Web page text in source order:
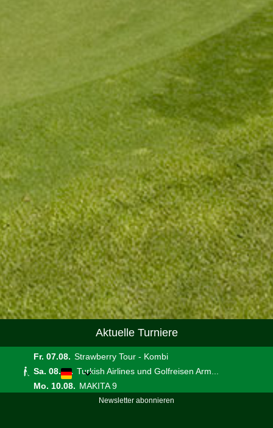
Aktuelle Turniere
Fr. 07.08. Strawberry Tour - Kombi
Sa. 08.08. Turkish Airlines und Golfreisen Arm...
Mo. 10.08. MAKITA 9
Newsletter abonnieren